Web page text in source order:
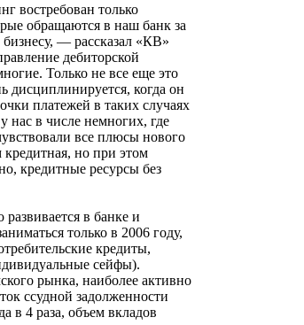
востребован только
обращаются в наш банк за
— рассказал «КВ»
дебиторской
Только не все еще это
дисциплинируется, когда он
платежей в таких случаях
в числе немногих, где
все плюсы нового
но при этом
кредитные ресурсы без
в банке и
только в 2006 году,
кредиты,
сейфы).
рынка, наиболее активно
ссудной задолженности
в 4 раза, объем вкладов